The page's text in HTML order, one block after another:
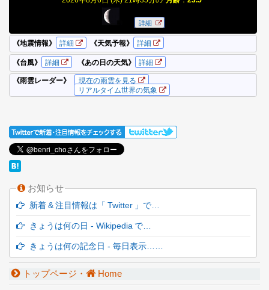
お知らせ
新着 & 注目情報は「 Twitter 」で…
きょうは何の日 - Wikipedia で…
きょうは何の記念日 - 毎日表示……
トップページ・ Home